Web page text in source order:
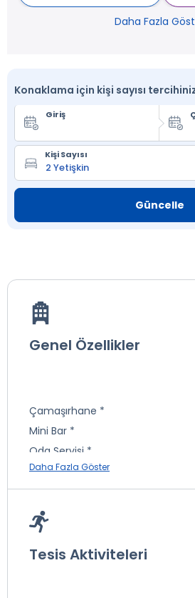
Daha Fazla
Konaklama için kişi sayısı
Giriş
Kişi Sayısı
Güncelle
Genel Özellikler
Çamaşırhane *
Mini Bar *
Oda Servisi *
Telefon *
Berber & Kuaför *
Sağlık Görevlisi *
Market *
Masaj *
Daha Fazla Göster
Tesis Aktiviteleri